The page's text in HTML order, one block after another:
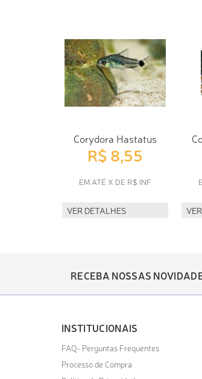
Corydora Hastatus
R$ 8,55
EM ATÉ X DE R$ INF
VER DETALHES
RECEBA NOSSAS
INSTITUCIONAIS
FAQ- Perguntas Frequentes
Processo de Compra